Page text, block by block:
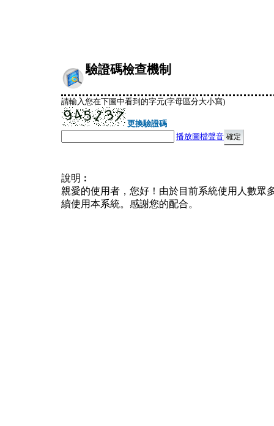
驗證碼檢查機制
請輸入您在下圖中看到的字元(字母區分大小寫)
更換驗證碼
播放圖檔聲音
說明︰
親愛的使用者，您好！由於目前系統使用人數眾
續使用本系統。感謝您的配合。